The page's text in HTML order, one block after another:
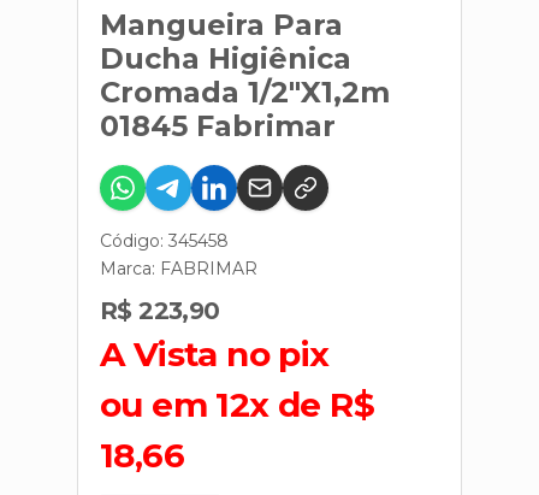
Mangueira Para
Ducha Higiênica
Cromada 1/2"X1,2m
01845 Fabrimar
Código: 345458
Marca: FABRIMAR
R$ 223,90
A Vista no pix
ou em 12x de R$
18,66